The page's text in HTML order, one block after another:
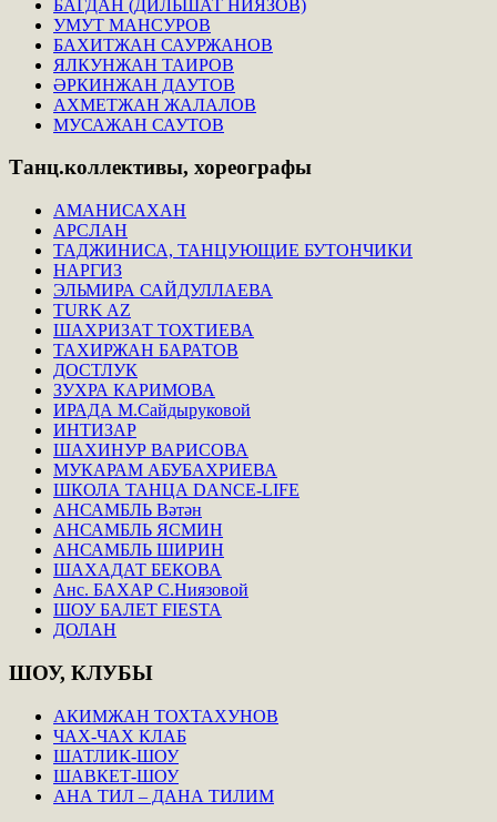
БАГДАН (ДИЛЬШАТ НИЯЗОВ)
УМУТ МАНСУРОВ
БАХИТЖАН САУРЖАНОВ
ЯЛКУНЖАН ТАИРОВ
ӘРКИНЖАН ДАУТОВ
АХМЕТЖАН ЖАЛАЛОВ
МУСАЖАН САУТОВ
Танц.коллективы, хореографы
АМАНИСАХАН
АРСЛАН
ТАДЖИНИСА, ТАНЦУЮЩИЕ БУТОНЧИКИ
НАРГИЗ
ЭЛЬМИРА САЙДУЛЛАЕВА
TURK AZ
ШАХРИЗАТ ТОХТИЕВА
ТАХИРЖАН БАРАТОВ
ДОСТЛУК
ЗУХРА КАРИМОВА
ИРАДА М.Сайдыруковой
ИНТИЗАР
ШАХИНУР ВАРИСОВА
МУКАРАМ АБУБАХРИЕВА
ШКОЛА ТАНЦА DANCE-LIFE
АНСАМБЛЬ Вәтән
АНСАМБЛЬ ЯСМИН
АНСАМБЛЬ ШИРИН
ШАХАДАТ БЕКОВА
Анс. БАХАР С.Ниязовой
ШОУ БАЛЕТ FIESTA
ДОЛАН
ШОУ, КЛУБЫ
АКИМЖАН ТОХТАХУНОВ
ЧАХ-ЧАХ КЛАБ
ШАТЛИК-ШОУ
ШАВКЕТ-ШОУ
АНА ТИЛ – ДАНА ТИЛИМ